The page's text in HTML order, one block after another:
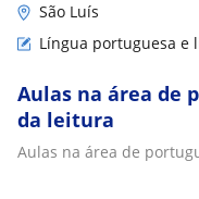
São Luís
Língua portuguesa e
Aulas na área de
da leitura
Aulas na área de